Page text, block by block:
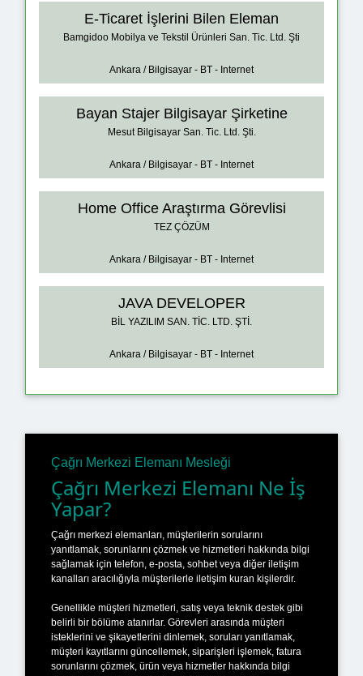
E-Ticaret İşlerini Bilen Eleman
Bamgidoo Mobilya ve Tekstil Ürünleri San. Tic. Ltd. Şti
Ankara / Bilgisayar - BT - Internet
Bayan Stajer Bilgisayar Şirketine
Mesut Bilgisayar San. Tic. Ltd. Şti.
Ankara / Bilgisayar - BT - Internet
Home Office Araştırma Görevlisi
TEZ ÇÖZÜM
Ankara / Bilgisayar - BT - Internet
JAVA DEVELOPER
BİL YAZILIM SAN. TİC. LTD. ŞTİ.
Ankara / Bilgisayar - BT - Internet
Çağrı Merkezi Elemanı Mesleği
Çağrı Merkezi Elemanı Ne İş
Yapar?
Çağrı merkezi elemanları, müşterilerin sorularını
yanıtlamak, sorunlarını çözmek ve hizmetleri hakkında bilgi
sağlamak için telefon, e-posta, sohbet veya diğer iletişim
kanalları aracılığıyla müşterilerle iletişim kuran kişilerdir.
Genellikle müşteri hizmetleri, satış veya teknik destek gibi
belirli bir bölüme atanırlar. Görevleri arasında müşteri
isteklerini ve şikayetlerini dinlemek, soruları yanıtlamak,
müşteri kayıtlarını güncellemek, siparişleri işlemek, fatura
sorunlarını çözmek, ürün veya hizmetler hakkında bilgi